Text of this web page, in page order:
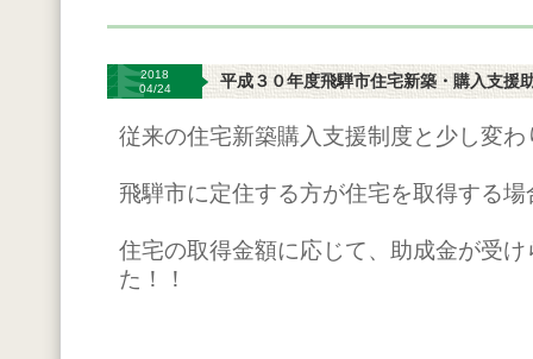
2018
04/24
平成３０年度飛騨市住宅新築・購入支援
従来の住宅新築購入支援制度と少し変わ
飛騨市に定住する方が住宅を取得する場
住宅の取得金額に応じて、助成金が受
た！！